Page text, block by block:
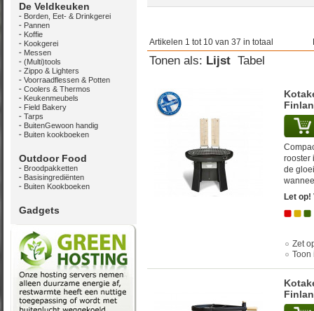
De Veldkeuken
Borden, Eet- & Drinkgerei
Pannen
Koffie
Kookgerei
Messen
(Multi)tools
Zippo & Lighters
Voorraadflessen & Potten
Coolers & Thermos
Keukenmeubels
Field Bakery
Tarps
BuitenGewoon handig
Buiten kookboeken
Outdoor Food
Broodpakketten
Basisingrediënten
Buiten Kookboeken
Gadgets
Artikelen 1 tot 10 van 37 in totaal
Tonen als: Lijst Tabel
rooster
de
Let
Zet
Toon